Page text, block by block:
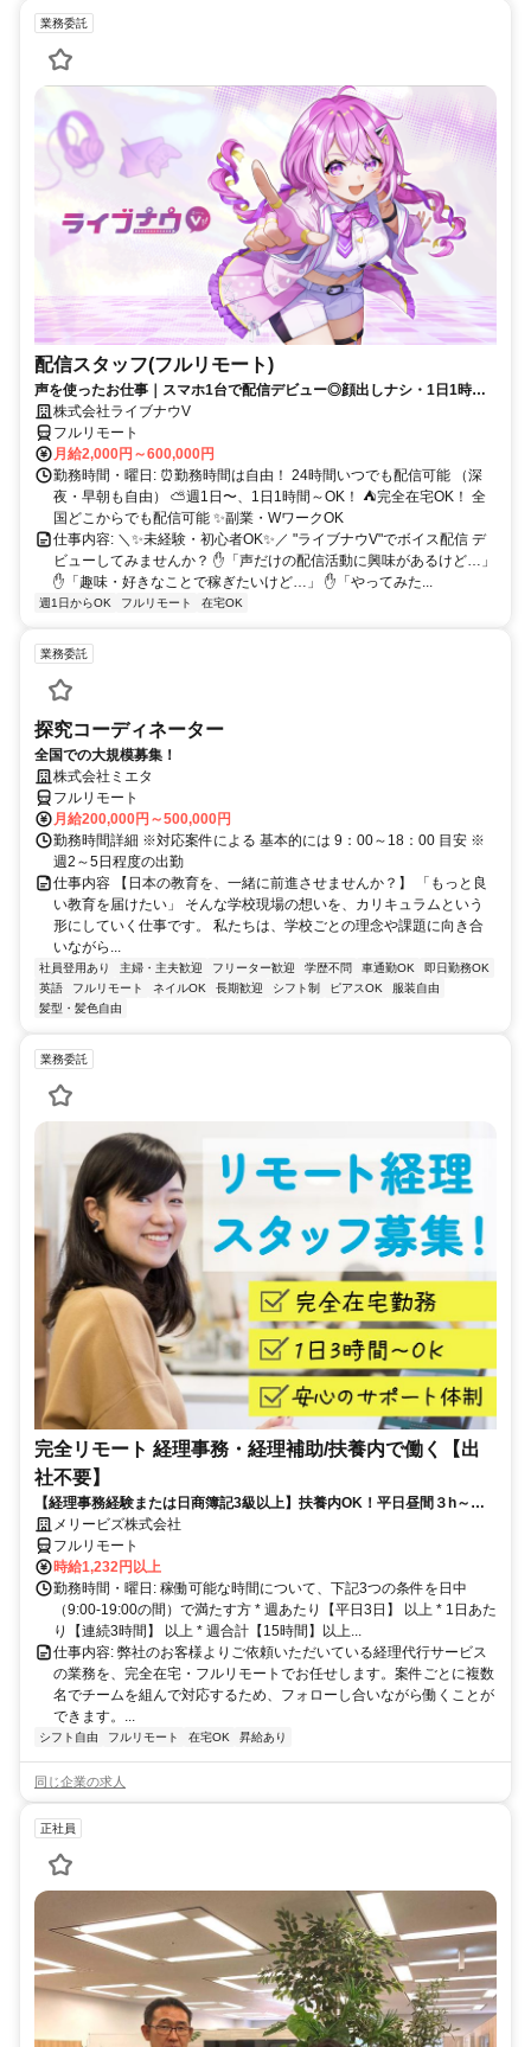
業務委託
配信スタッフ(フルリモート)
声を使ったお仕事｜スマホ1台で配信デビュー◎顔出しナシ・1日1時間
～OK♪
株式会社ライブナウV
フルリモート
月給2,000円～600,000円
勤務時間・曜日: ⏰勤務時間は自由！ 24時間いつでも配信可能 （深
夜・早朝も自由） ⛅週1日〜、1日1時間～OK！ ⛺完全在宅OK！ 全
国どこからでも配信可能 ✨副業・WワークOK
仕事内容: ＼✨未経験・初心者OK✨／ "ライブナウV"でボイス配信 デ
ビューしてみませんか？ ✋「声だけの配信活動に興味があるけど…」
✋「趣味・好きなことで稼ぎたいけど…」 ✋「やってみた...
週1日からOK フルリモート 在宅OK
業務委託
探究コーディネーター
全国での大規模募集！
株式会社ミエタ
フルリモート
月給200,000円～500,000円
勤務時間詳細 ※対応案件による 基本的には 9：00～18：00 目安 ※
週2～5日程度の出勤
仕事内容 【日本の教育を、一緒に前進させませんか？】 「もっと良
い教育を届けたい」 そんな学校現場の想いを、カリキュラムという
形にしていく仕事です。 私たちは、学校ごとの理念や課題に向き合
いながら...
社員登用あり 主婦・主夫歓迎 フリーター歓迎 学歴不問 車通勤OK
即日勤務OK
英語
フルリモート ネイルOK 長期歓迎 シフト制 ピアスOK
服装自由
髪型・髪色自由
業務委託
完全リモート 経理事務・経理補助/扶養内で働く【出
社不要】
【経理事務経験または日商簿記3級以上】扶養内OK！平日昼間３h～。
完全在宅で育児・介護中の方も大歓迎♪
メリービズ株式会社
フルリモート
時給1,232円以上
勤務時間・曜日: 稼働可能な時間について、下記3つの条件を日中
（9:00-19:00の間）で満たす方 * 週あたり【平日3日】 以上 * 1日あた
り【連続3時間】 以上 * 週合計【15時間】以上...
仕事内容: 弊社のお客様よりご依頼いただいている経理代行サービス
の業務を、完全在宅・フルリモートでお任せします。案件ごとに複数
名でチームを組んで対応するため、フォローし合いながら働くことが
できます。...
シフト自由 フルリモート 在宅OK 昇給あり
同じ企業の求人
正社員